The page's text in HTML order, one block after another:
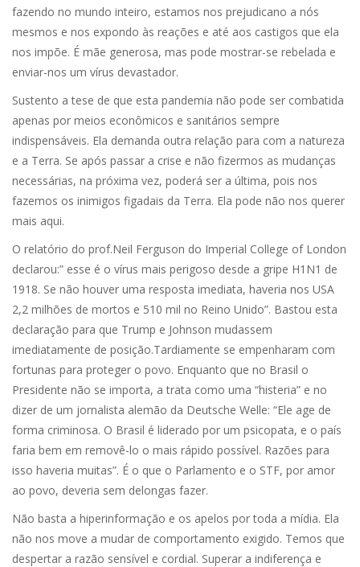
fazendo no mundo inteiro, estamos nos prejudicano a nós
mesmos e nos expondo às reações e até aos castigos que ela
nos impõe. É mãe generosa, mas pode mostrar-se rebelada e
enviar-nos um vírus devastador.
Sustento a tese de que esta pandemia não pode ser combatida
apenas por meios econômicos e sanitários sempre
indispensáveis. Ela demanda outra relação para com a natureza
e a Terra. Se após passar a crise e não fizermos as mudanças
necessárias, na próxima vez, poderá ser a última, pois nos
fazemos os inimigos figadais da Terra. Ela pode não nos querer
mais aqui.
O relatório do prof.Neil Ferguson do Imperial College of London
declarou:” esse é o vírus mais perigoso desde a gripe H1N1 de
1918. Se não houver uma resposta imediata, haveria nos USA
2,2 milhões de mortos e 510 mil no Reino Unido”. Bastou esta
declaração para que Trump e Johnson mudassem
imediatamente de posição.Tardiamente se empenharam com
fortunas para proteger o povo. Enquanto que no Brasil o
Presidente não se importa, a trata como uma “histeria” e no
dizer de um jornalista alemão da Deutsche Welle: “Ele age de
forma criminosa. O Brasil é liderado por um psicopata, e o país
faria bem em removê-lo o mais rápido possível. Razões para
isso haveria muitas”. É o que o Parlamento e o STF, por amor
ao povo, deveria sem delongas fazer.
Não basta a hiperinformação e os apelos por toda a mídia. Ela
não nos move a mudar de comportamento exigido. Temos que
despertar a razão sensível e cordial. Superar a indiferença e